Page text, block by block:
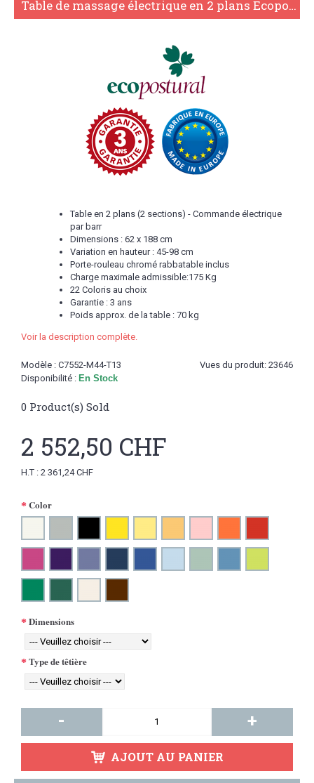
Table de massage électrique en 2 plans Ecopostural C7552
Table en 2 plans (2 sections) - Commande électrique
par barr
Dimensions : 62 x 188 cm
Variation en hauteur : 45-98 cm
Porte-rouleau chromé rabbatable inclus
Charge maximale admissible:175 Kg
22 Coloris au choix
Garantie : 3 ans
Poids approx. de la table : 70 kg
Voir la description complète.
Vues du produit: 23646
Modèle : C7552-M44-T13
Disponibilité : En Stock
0 Product(s) Sold
2 552,50 CHF
H.T : 2 361,24 CHF
Color
Dimensions
Type de têtière
- +
AJOUT AU PANIER